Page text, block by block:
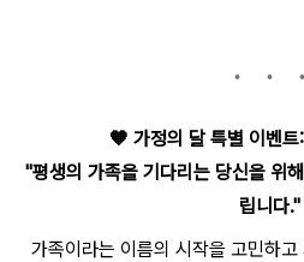
🧡 가정의 달 특별 이벤
"평생의 가족을 기다리는 당신을 위
립니다."
가족이라는 이름의 시작을 고민하